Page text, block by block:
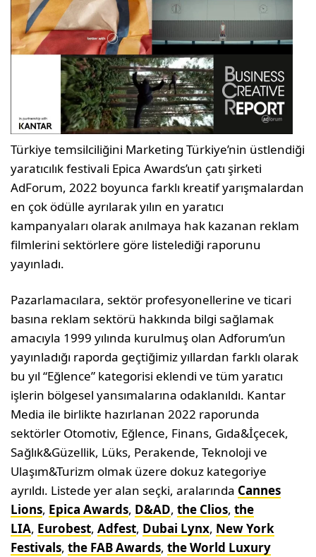
Türkiye temsilciliğini Marketing Türkiye’nin üstlendiği
yaratıcılık festivali Epica Awards’un çatı şirketi
AdForum, 2022 boyunca farklı kreatif yarışmalardan
en çok ödülle ayrılarak yılın en yaratıcı
kampanyaları olarak anılmaya hak kazanan reklam
filmlerini sektörlere göre listelediği raporunu
yayınladı.
Pazarlamacılara, sektör profesyonellerine ve ticari
basına reklam sektörü hakkında bilgi sağlamak
amacıyla 1999 yılında kurulmuş olan Adforum’un
yayınladığı raporda geçtiğimiz yıllardan farklı olarak
bu yıl “Eğlence” kategorisi eklendi ve tüm yaratıcı
işlerin bölgesel yansımalarına odaklanıldı. Kantar
Media ile birlikte hazırlanan 2022 raporunda
sektörler Otomotiv, Eğlence, Finans, Gıda&İçecek,
Sağlık&Güzellik, Lüks, Perakende, Teknoloji ve
Ulaşım&Turizm olmak üzere dokuz kategoriye
ayrıldı. Listede yer alan seçki, aralarında Cannes
Lions, Epica Awards, D&AD,the Clios,the
LIA, Eurobest,Adfest, Dubai Lynx, New York
Festivals,the FAB Awards,the World Luxury